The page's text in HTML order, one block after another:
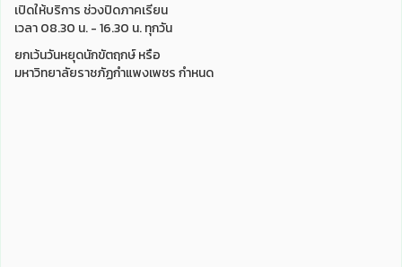
เปิดให้บริการ ช่วงปิดภาคเรียน
เวลา 08.30 น. - 16.30 น. ทุกวัน
ยกเว้นวันหยุดนักขัตฤกษ์ หรือ
มหาวิทยาลัยราชภัฏกำแพงเพชร กำหนด